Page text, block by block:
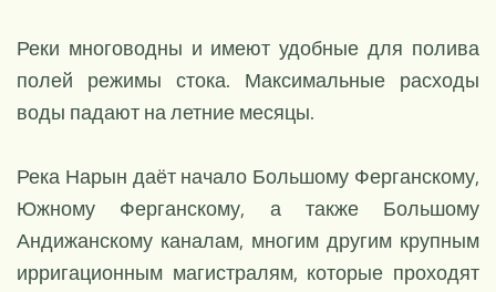
Реки многоводны и имеют удобные для полива
полей режимы стока. Максимальные расходы
воды падают на летние месяцы.
Река Нарын даёт начало Большому Ферганскому,
Южному Ферганскому, а также Большому
Андижанскому каналам, многим другим крупным
ирригационным магистралям, которые проходят